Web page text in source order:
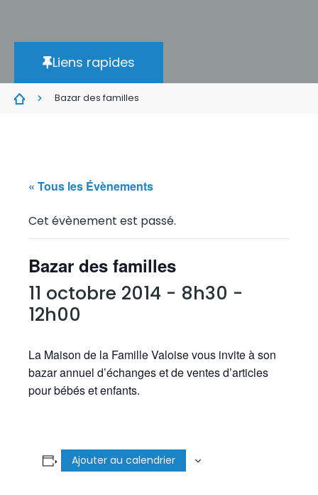
Liens rapides
Bazar des familles
« Tous les Évènements
Cet évènement est passé.
Bazar des familles
11 octobre 2014 - 8h30 -
12h00
La Maison de la Famille Valoise vous invite à son
bazar annuel d’échanges et de ventes d’articles
pour bébés et enfants.
Ajouter au calendrier